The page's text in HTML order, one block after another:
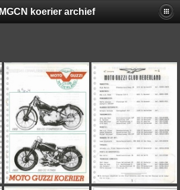
MGCN koerier archief